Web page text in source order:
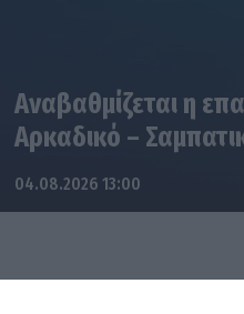
Αναβαθμίζεται η
Αρκαδικό –
04.08.2026 13:00